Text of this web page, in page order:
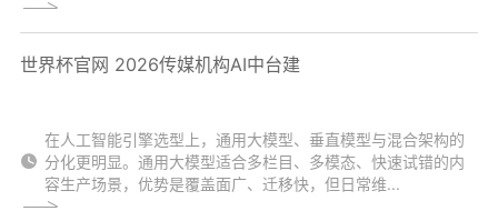
世界杯官网 2026传媒机构AI中台建
在人工智能引擎选型上，通用大模型、垂直模型与混合架构的
分化更明显。通用大模型适合多栏目、多模态、快速试错的内
容生产场景，优势是覆盖面广、迁移快，但日常维...